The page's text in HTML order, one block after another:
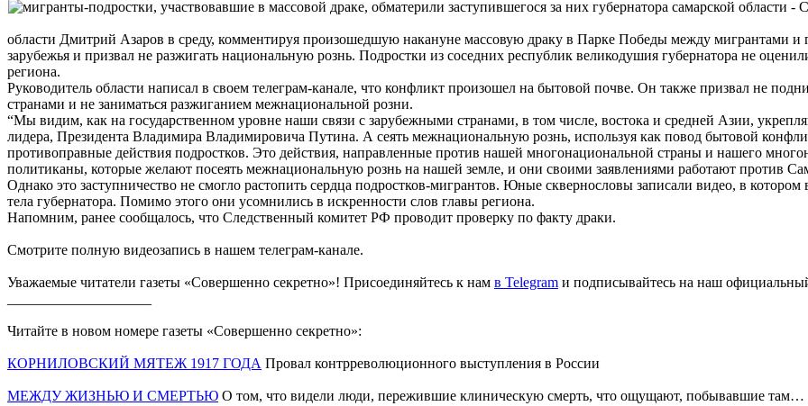
области Дмитрий Азаров в среду, комментируя произошедшую накануне массовую драку в Парке Победы между мигрантами и
зарубежья и призвал не разжигать национальную рознь. Подростки из соседних республик великодушия губернатора не
региона.
Руководитель области написал в своем телеграм-канале, что конфликт произошел на бытовой почве. Он также призвал не
странами и не заниматься разжиганием межнациональной розни.
“Мы видим, как на государственном уровне наши связи с зарубежными странами, в том числе, востока и средней Азии,
лидера, Президента Владимира Владимировича Путина. А сеять межнациональную рознь, используя как повод бытовой
противоправные действия подростков. Это действия, направленные против нашей многонациональной страны и нашего
политиканы, которые желают посеять межнациональную рознь на нашей земле, и они своими заявлениями работают против
Однако это заступничество не смогло растопить сердца подростков-мигрантов. Юные сквернословы записали видео, в
тела губернатора. Помимо этого они усомнились в искренности слов главы региона.
Напомним, ранее сообщалось, что Следственный комитет РФ проводит проверку по факту драки.
Смотрите полную видеозапись в нашем телеграм-канале.
Уважаемые читатели газеты «Совершенно секретно»! Присоединяйтесь к нам в Telegram и подписывайтесь на наш
Читайте в новом номере газеты «Совершенно секретно»:
КОРНИЛОВСКИЙ МЯТЕЖ 1917 ГОДА Провал контрреволюционного выступления в России
МЕЖДУ ЖИЗНЬЮ И СМЕРТЬЮ О том, что видели люди, пережившие клиническую смерть, что ощущают, побывавшие там…